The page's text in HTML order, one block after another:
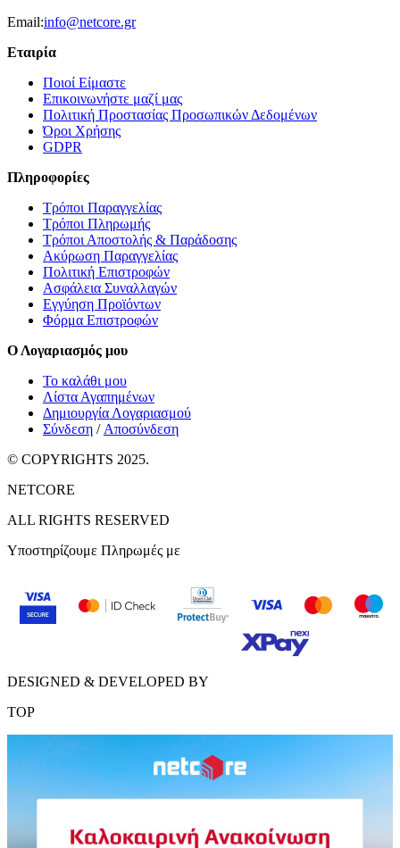
Email:info@netcore.gr
Εταιρία
Ποιοί Είμαστε
Επικοινωνήστε μαζί μας
Πολιτική Προστασίας Προσωπικών Δεδομένων
Όροι Χρήσης
GDPR
Πληροφορίες
Τρόποι Παραγγελίας
Τρόποι Πληρωμής
Τρόποι Αποστολής & Παράδοσης
Ακύρωση Παραγγελίας
Πολιτική Επιστροφών
Ασφάλεια Συναλλαγών
Εγγύηση Προϊόντων
Φόρμα Επιστροφών
Ο Λογαριασμός μου
Το καλάθι μου
Λίστα Αγαπημένων
Δημιουργία Λογαριασμού
Σύνδεση / Αποσύνδεση
© COPYRIGHTS 2025.
NETCORE
ALL RIGHTS RESERVED
Υποστηρίζουμε Πληρωμές με
DESIGNED & DEVELOPED BY
TOP